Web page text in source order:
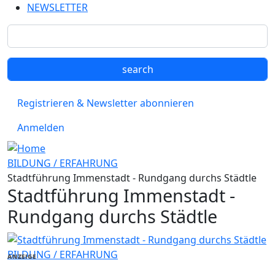
NEWSLETTER
Registrieren & Newsletter abonnieren
Anmelden
BILDUNG / ERFAHRUNG
Stadtführung Immenstadt - Rundgang durchs Städtle
Stadtführung Immenstadt -
Rundgang durchs Städtle
BILDUNG / ERFAHRUNG
ANZEIGE